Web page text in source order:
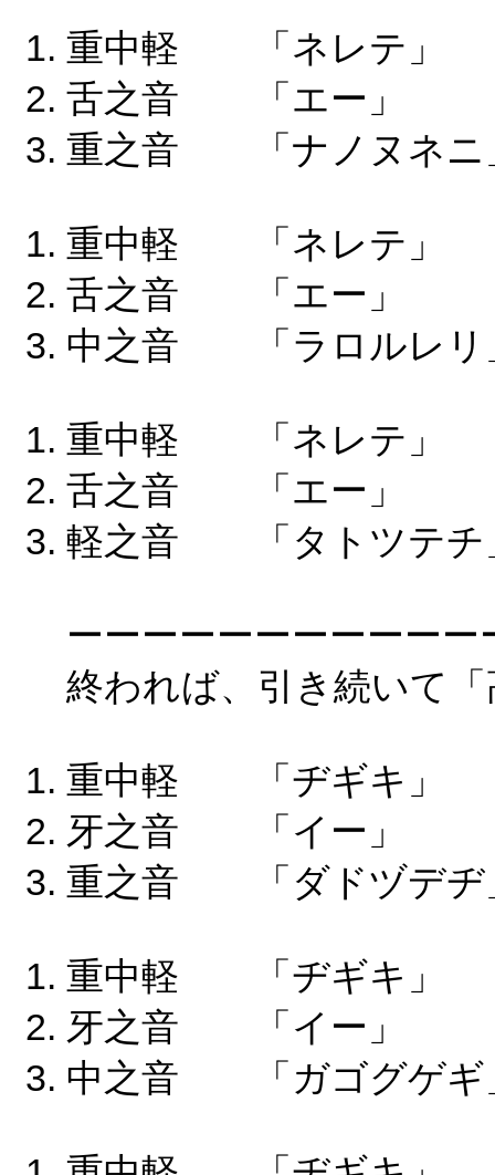
重中軽 「ネレテ
舌之音 「エー
重之音 「ナノヌネ
重中軽 「ネレテ
舌之音 「エー
中之音 「ラロルレ
重中軽 「ネレテ
舌之音 「エー
軽之音 「タトツテ
ーーーーーーーーーー
終われば、引き続いて
重中軽 「ヂギキ
牙之音 「イー
重之音 「ダドヅデ
重中軽 「ヂギキ
牙之音 「イー
中之音 「ガゴグゲ